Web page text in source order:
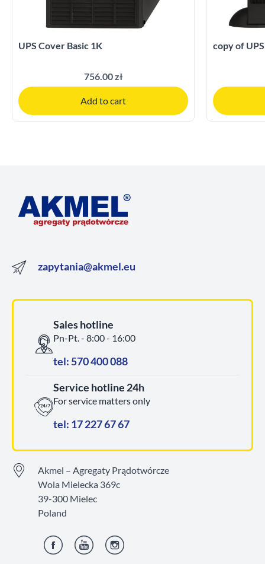
UPS Cover Basic 1K
756.00 zł
Add to cart
copy of
zapytania@akmel.eu
Sales hotline
Pn-Pt. - 8:00 - 16:00
tel: 570 400 088
Service hotline 24h
For service matters only
tel: 17 227 67 67
Akmel – Agregaty Prądotwórcze
Wola Mielecka 369c
39-300 Mielec
Poland